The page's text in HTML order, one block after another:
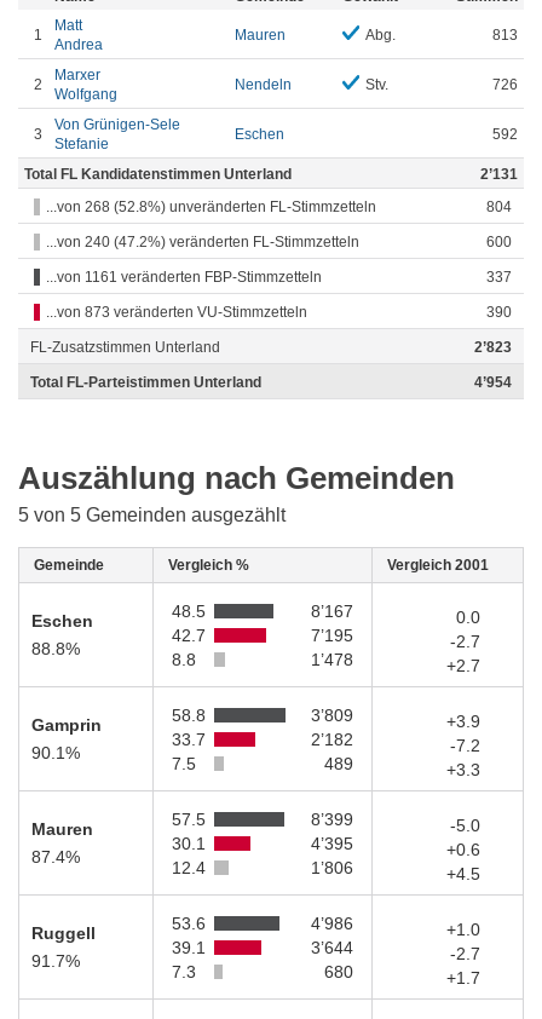
1
Matt
Andrea
Mauren Abg. 813
2
Marxer
Wolfgang
Nendeln Stv. 726
3
Von Grünigen-Sele
Stefanie
Eschen 592
Total FL Kandidatenstimmen Unterland
2’131
...von 268 (52.8%) unveränderten FL-Stimmzetteln
804
...von 240 (47.2%) veränderten FL-Stimmzetteln 600
...von 1161 veränderten FBP-Stimmzetteln 337
...von 873 veränderten VU-Stimmzetteln 390
FL-Zusatzstimmen Unterland 2’823
Total FL-Parteistimmen Unterland 4’954
Auszählung nach Gemeinden
5 von 5 Gemeinden ausgezählt
Gemeinde Vergleich % Vergleich 2001
Eschen
88.8%
48.5
8’167
42.7
7’195
8.8
1’478
0.0
-2.7
+2.7
Gamprin
90.1%
58.8
3’809
33.7
2’182
7.5
489
+3.9
-7.2
+3.3
Mauren
87.4%
57.5
8’399
30.1
4’395
12.4
1’806
-5.0
+0.6
+4.5
Ruggell
91.7%
53.6
4’986
39.1
3’644
7.3
680
+1.0
-2.7
+1.7